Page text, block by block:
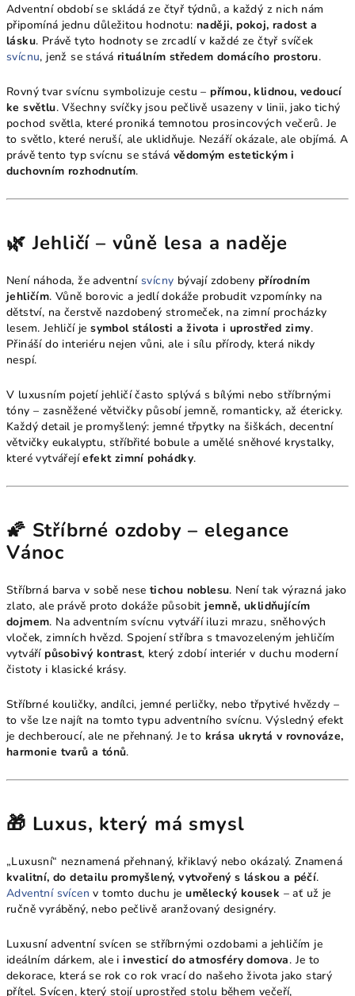
Adventní období se skládá ze čtyř týdnů, a každý z nich nám
připomíná jednu důležitou hodnotu: naději, pokoj, radost a
lásku. Právě tyto hodnoty se zrcadlí v každé ze čtyř svíček
svícnu, jenž se stává rituálním středem domácího prostoru.
Rovný tvar svícnu symbolizuje cestu – přímou, klidnou, vedoucí
ke světlu. Všechny svíčky jsou pečlivě usazeny v linii, jako tichý
pochod světla, které proniká temnotou prosincových večerů. Je
to světlo, které neruší, ale uklidňuje. Nezáří okázale, ale objímá. A
právě tento typ svícnu se stává vědomým estetickým i
duchovním rozhodnutím.
🌿 Jehličí – vůně lesa a naděje
Není náhoda, že adventní svícny bývají zdobeny přírodním
jehličím. Vůně borovic a jedlí dokáže probudit vzpomínky na
dětství, na čerstvě nazdobený stromeček, na zimní procházky
lesem. Jehličí jesymbol stálosti a života i uprostřed zimy.
Přináší do interiéru nejen vůni, ale i sílu přírody, která nikdy
nespí.
V luxusním pojetí jehličí často splývá s bílými nebo stříbrnými
tóny – zasněžené větvičky působí jemně, romanticky, až étericky.
Každý detail je promyšlený: jemné třpytky na šiškách, decentní
větvičky eukalyptu, stříbřité bobule a umělé sněhové krystalky,
které vytvářejíefekt zimní pohádky.
🌠 Stříbrné ozdoby – elegance
Vánoc
Stříbrná barva v sobě nese tichou noblesu. Není tak výrazná jako
zlato, ale právě proto dokáže působitjemně, uklidňujícím
dojmem. Na adventním svícnu vytváří iluzi mrazu, sněhových
vloček, zimních hvězd. Spojení stříbra s tmavozeleným jehličím
vytváří působivý kontrast, který zdobí interiér v duchu moderní
čistoty i klasické krásy.
Stříbrné kouličky, andílci, jemné perličky, nebo třpytivé hvězdy –
to vše lze najít na tomto typu adventního svícnu. Výsledný efekt
je dechberoucí, ale ne přehnaný. Je to krása ukrytá v rovnováze,
harmonie tvarů a tónů.
🎁 Luxus, který má smysl
„Luxusní“ neznamená přehnaný, křiklavý nebo okázalý. Znamená
kvalitní, do detailu promyšlený, vytvořený s láskou a péčí.
Adventní svícen v tomto duchu jeumělecký kousek – ať už je
ručně vyráběný, nebo pečlivě aranžovaný designéry.
Luxusní adventní svícen se stříbrnými ozdobami a jehličím je
ideálním dárkem, ale iinvesticí do atmosféry domova. Je to
dekorace, která se rok co rok vrací do našeho života jako starý
přítel. Svícen, který stojí uprostřed stolu během večeří,